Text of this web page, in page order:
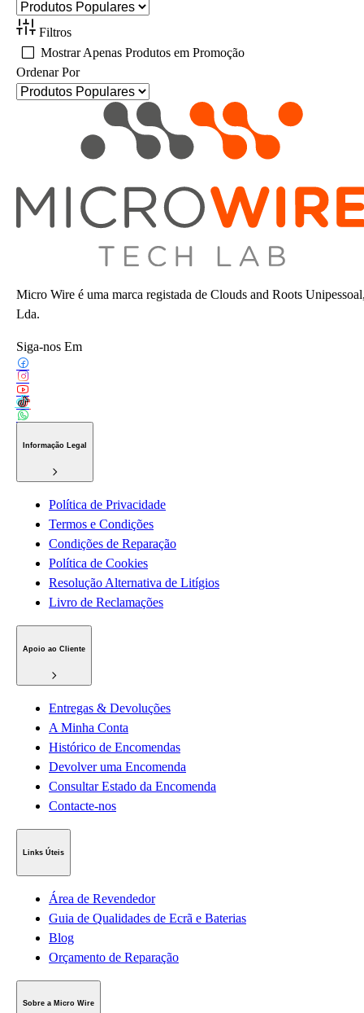
Filtros
Mostrar Apenas Produtos em Promoção
Ordenar Por
Micro Wire é uma marca registada de Clouds and Roots
Lda.
Siga-nos Em
Informação Legal
Política de Privacidade
Termos e Condições
Condições de Reparação
Política de Cookies
Resolução Alternativa de Litígios
Livro de Reclamações
Apoio ao Cliente
Entregas & Devoluções
A Minha Conta
Histórico de Encomendas
Devolver uma Encomenda
Consultar Estado da Encomenda
Contacte-nos
Links Úteis
Área de Revendedor
Guia de Qualidades de Ecrã e Baterias
Blog
Orçamento de Reparação
Sobre a Micro Wire